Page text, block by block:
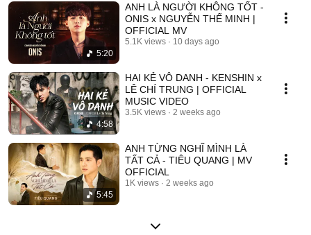
5:20
ANH LÀ NGƯỜI KHÔNG TỐT -
ONIS x NGUYỄN THẾ MINH |
OFFICIAL MV
5.1K views 10 days ago
4:58
HAI KẺ VÔ DANH - KENSHIN x
LÊ CHÍ TRUNG | OFFICIAL
MUSIC VIDEO
3.5K views 2 weeks ago
5:45
ANH TỪNG NGHĨ MÌNH LÀ
TẤT CẢ - TIÊU QUANG | MV
OFFICIAL
1K views 2 weeks ago